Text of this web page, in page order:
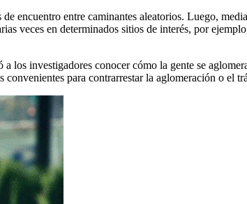
encuentro entre caminantes aleatorios. Luego,
veces en determinados sitios de interés, por
los investigadores conocer cómo la gente se
convenientes para contrarrestar la aglomeración o el